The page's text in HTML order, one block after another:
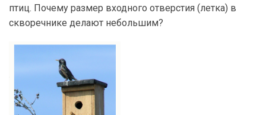
птиц. Почему размер входного отверстия (летка) в
скворечнике делают небольшим?